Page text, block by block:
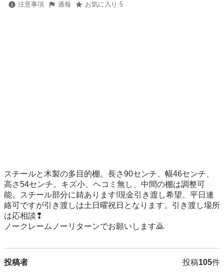
注意事項 通報 お気に入り 5
スチールと木製の多目的棚。長さ90センチ、幅46センチ、
高さ54センチ。キズ小、ヘコミ無し、中間の棚は調整可
能。スチール部分に錆あります!現金引き渡し希望、平日連
絡可ですが引き渡しは土日曜祝日となります。引き渡し場所
は応相談❢
ノークレームノーリターンでお願いします🙇
投稿者 投稿105件